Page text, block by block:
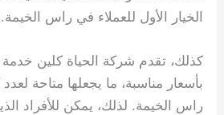
الخيار الأول للعملاء في راس الخيمة.
كذلك، تقدم شركة الحياة كلين
بأسعار مناسبة، ما يجعلها متاحة
راس الخيمة. لذلك، يمكن للأفراد